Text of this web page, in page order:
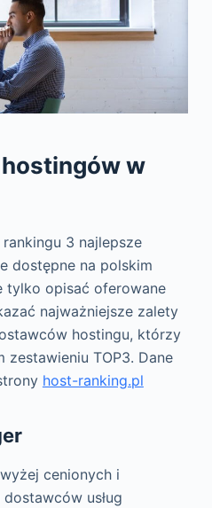
hostingów w
3 najlepsze
dostępne na polskim
tylko opisać oferowane
najważniejsze zalety
hostingu, którzy
zestawieniu TOP3. Dane
host-ranking.pl
cenionych i
usług